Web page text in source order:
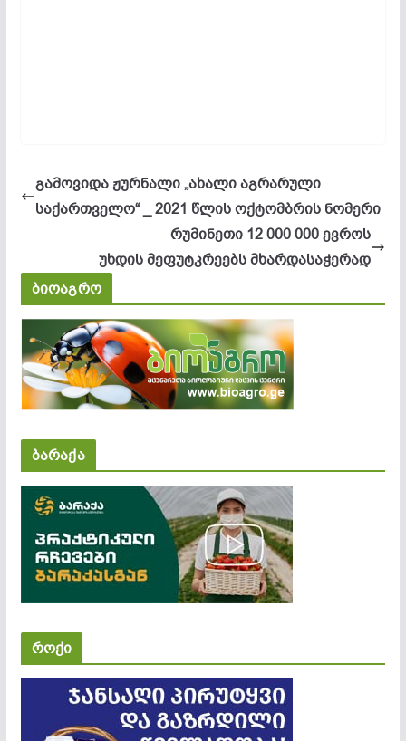
გამოვიდა ჟურნალი „ახალი აგრარული
საქართველო“ _ 2021 წლის ოქტომბრის ნომერი
რუმინეთი 12 000 000 ევროს
უხდის მეფუტკრეებს მხარდასაჭერად
ბიოაგრო
ბარაქა
როქი